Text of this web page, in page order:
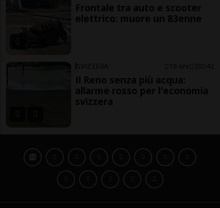
Frontale tra auto e scooter
elettrico: muore un 83enne
SVIZZERA 18 ore 20 42
Il Reno senza più acqua:
allarme rosso per l'economia
svizzera